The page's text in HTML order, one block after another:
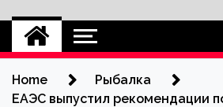
Home
Рыбалка
ЕАЭС выпустил рекомендации